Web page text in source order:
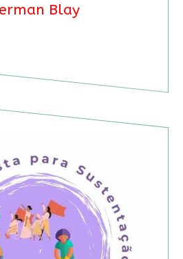
Blay